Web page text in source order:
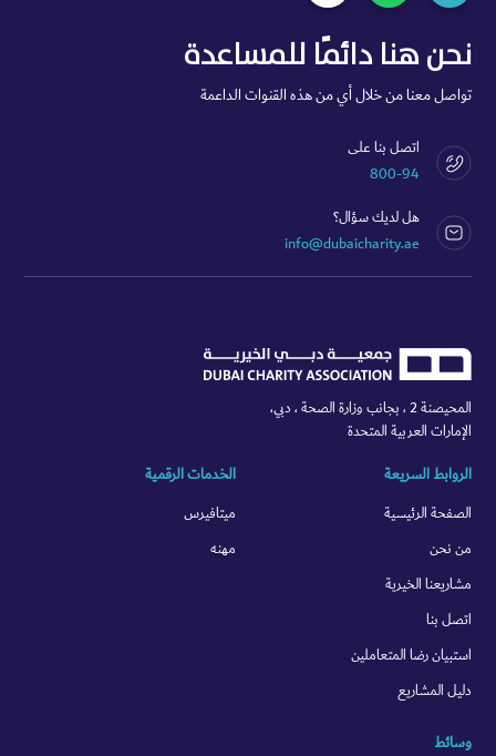
نحن هنا دائمًا للمساعدة
تواصل معنا من خلال أي من هذه القنوات الداعمة
اتصل بنا على
800-94
هل لديك سؤال؟
info@dubaicharity.ae
المحيصنة 2 ، بجانب وزارة الصحة ، دبي،
الإمارات العربية المتحدة
الروابط السريعة
الصفحة الرئيسية
من نحن
مشاريعنا الخيرية
اتصل بنا
استبيان رضا المتعاملين
دليل المشاريع
الخدمات الرقمية
ميتافيرس
مهنه
وسائط